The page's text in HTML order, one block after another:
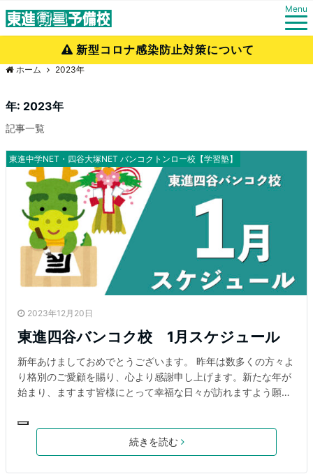
Menu
新型コロナ感染防止対策について
ホーム 2023年
年: 2023年
記事一覧
東進中学NET・四谷大塚NET バンコクトンロー校【学習塾】
2023年12月20日
東進四谷バンコク校 1月スケジュール
新年あけましておめでとうございます。 昨年は数多くの方々よ
り格別のご愛顧を賜り、心より感謝申し上げます。新たな年が
始まり、ますます皆様にとって幸福な日々が訪れますよう願っ
子様、保護者様にニーズにお応えして参ります。お子様の成長
のため、変わらぬご支援を賜りますようお願い申し上げます。
本年もどうぞよろしくお願いいたします。 1月のスケジュール
続きを読む